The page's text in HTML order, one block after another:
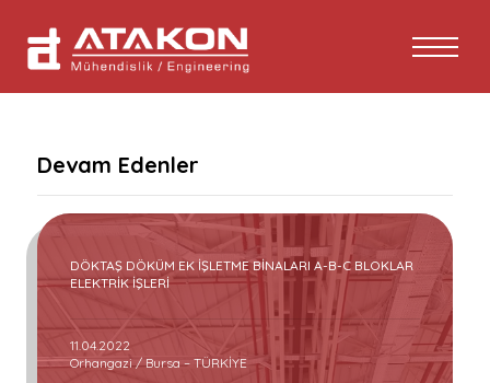
Devam Edenler
DÖKTAŞ DÖKÜM EK İŞLETME BİNALARI A-B-C BLOKLAR
ELEKTRİK İŞLERİ
11.04.2022
Orhangazi / Bursa – TÜRKİYE